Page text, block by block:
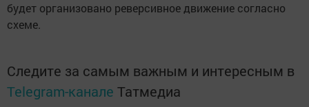
будет организовано реверсивное движение согласно
схеме.
Следите за самым важным и интересным в
Telegram-канале Татмедиа